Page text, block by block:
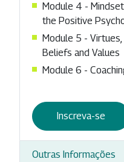
Module 4 -
the Positive
Module 5 -
Beliefs and Values
Module 6 -
Inscreva-se
Outras Informações